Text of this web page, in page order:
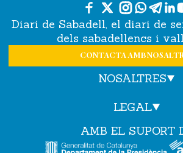
Diari de Sabadell, el diari de
dels sabadellencs i
CONTACTA AMB
NOSALTRES
LEGAL
AMB EL SUPORT